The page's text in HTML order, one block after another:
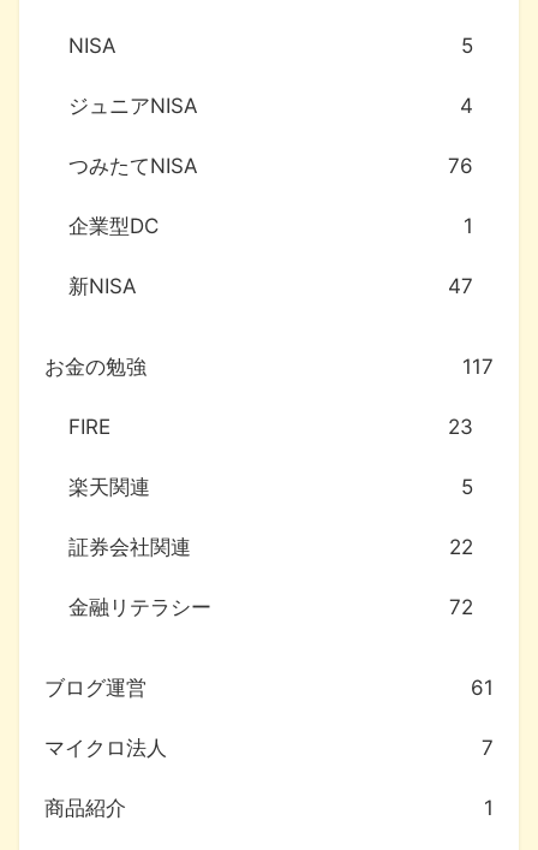
NISA 5
ジュニアNISA 4
つみたてNISA 76
企業型DC 1
新NISA 47
お金の勉強 117
FIRE 23
楽天関連 5
証券会社関連 22
金融リテラシー 72
ブログ運営 61
マイクロ法人 7
商品紹介 1